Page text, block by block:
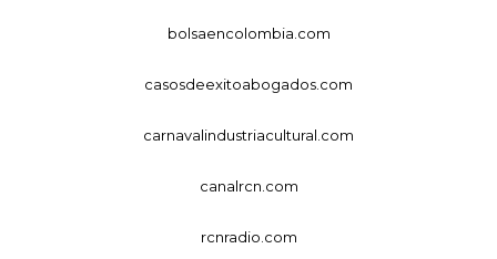
bolsaencolombia.com
casosdeexitoabogados.com
carnavalindustriacultural.com
canalrcn.com
rcnradio.com